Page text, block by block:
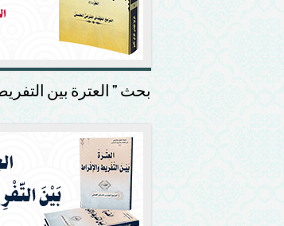
بحث ” العترة بين